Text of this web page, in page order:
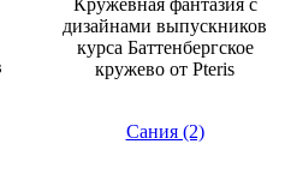
Кружевная фантазия с
дизайнами выпускников
курса Баттенбергское
кружево от Pteris
Сания (2)